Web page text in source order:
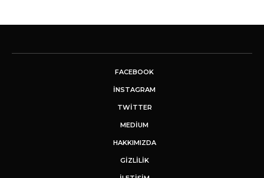
FACEBOOK
INSTAGRAM
TWITTER
MEDIUM
HAKKIMIZDA
GİZLİLİK